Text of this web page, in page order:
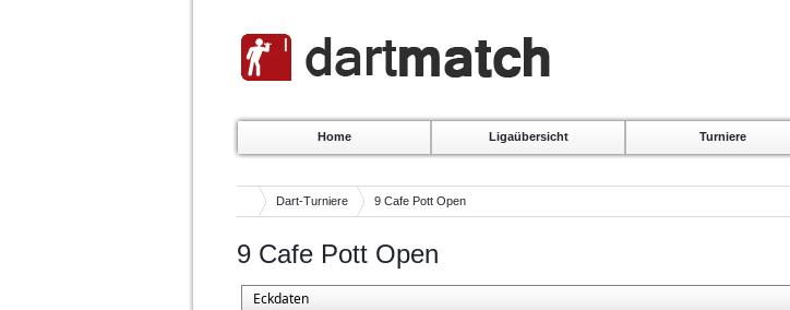
Home Ligaübersicht Turniere
Dart-Turniere 9 Cafe Pott Open
9 Cafe Pott Open
Eckdaten